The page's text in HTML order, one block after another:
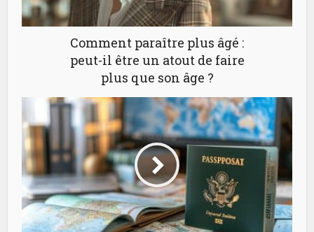
Comment paraître plus âgé :
peut-il être un atout de faire
plus que son âge ?